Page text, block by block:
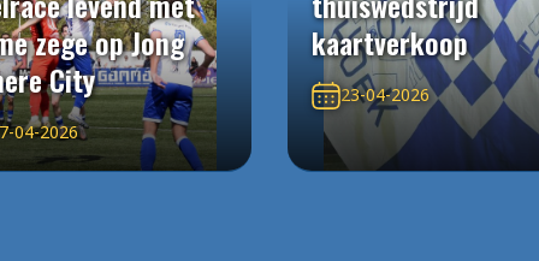
zege op Jong
City
04-2026
kaartverkoop
23-04-2026